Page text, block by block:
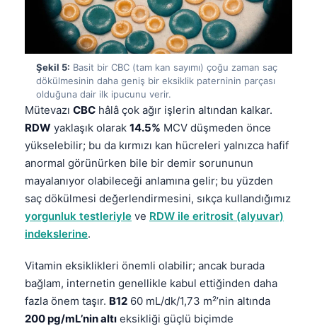
Şekil 5: Basit bir CBC (tam kan sayımı) çoğu zaman saç
dökülmesinin daha geniş bir eksiklik paterninin parçası
olduğuna dair ilk ipucunu verir.
Mütevazı CBC hâlâ çok ağır işlerin altından kalkar.
RDW yaklaşık olarak 14.5% MCV düşmeden önce
yükselebilir; bu da kırmızı kan hücreleri yalnızca hafif
anormal görünürken bile bir demir sorununun
mayalanıyor olabileceği anlamına gelir; bu yüzden
saç dökülmesi değerlendirmesini, sıkça kullandığımız
yorgunluk testleriyle ve RDW ile eritrosit (alyuvar)
indekslerine.
Vitamin eksiklikleri önemli olabilir; ancak burada
bağlam, internetin genellikle kabul ettiğinden daha
fazla önem taşır. B12 60 mL/dk/1,73 m²’nin altında
200 pg/mL’nin altı eksikliği güçlü biçimde
Русский
Lietuvių kalba
Polski
한국어
Slovenščina
Magyar
Shqip
বাংলা
اردو
मराठी
తెలుగు
தமிழ்
ગુજરાતી
ಕನ್ನಡ